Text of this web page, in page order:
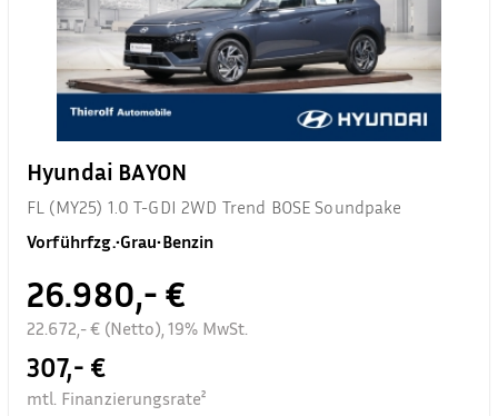
Hyundai BAYON
FL (MY25) 1.0 T-GDI 2WD Trend BOSE Soundpake
Vorführfzg.•Grau•Benzin
26.980,- €
22.672,- € (Netto), 19% MwSt.
307,- €
mtl. Finanzierungsrate²